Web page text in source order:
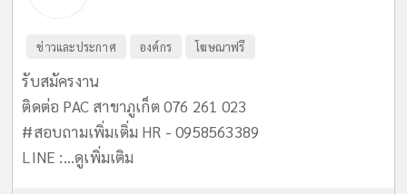
ข่าวและประกาศ องค์กร โฆษณาฟรี
รับสมัครงาน
ติดต่อ PAC สาขาภูเก็ต 076 261 023
#สอบถามเพิ่มเติ่ม HR - 0958563389
LINE :...ดูเพิ่มเติม